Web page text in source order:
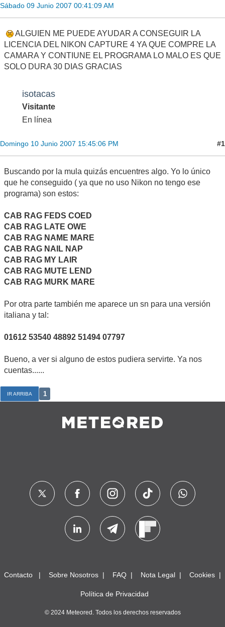
Sábado 09 Junio 2007 00:41:09 AM
ALGUIEN ME PUEDE AYUDAR A CONSEGUIR LA
LICENCIA DEL NIKON CAPTURE 4 YA QUE COMPRE LA
CAMARA Y CONTIUNE EL PROGRAMA LO MALO ES QUE
SOLO DURA 30 DIAS GRACIAS
isotacas
Visitante
En línea
Domingo 10 Junio 2007 15:45:06 PM #1
Buscando por la mula quizás encuentres algo. Yo lo único
que he conseguido ( ya que no uso Nikon no tengo ese
programa) son estos:
CAB RAG FEDS COED
CAB RAG LATE OWE
CAB RAG NAME MARE
CAB RAG NAIL NAP
CAB RAG MY LAIR
CAB RAG MUTE LEND
CAB RAG MURK MARE
Por otra parte también me aparece un sn para una versión
italiana y tal:
01612 53540 48892 51494 07797
Bueno, a ver si alguno de estos pudiera servirte. Ya nos
cuentas......
IR ARRIBA 1
Contacto Sobre Nosotros FAQ Nota Legal Cookies
Política de Privacidad
© 2024 Meteored. Todos los derechos reservados